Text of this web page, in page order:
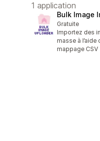
1 application
Bulk Image
Gratuite
Importez des
masse à l’aide
mappage CSV